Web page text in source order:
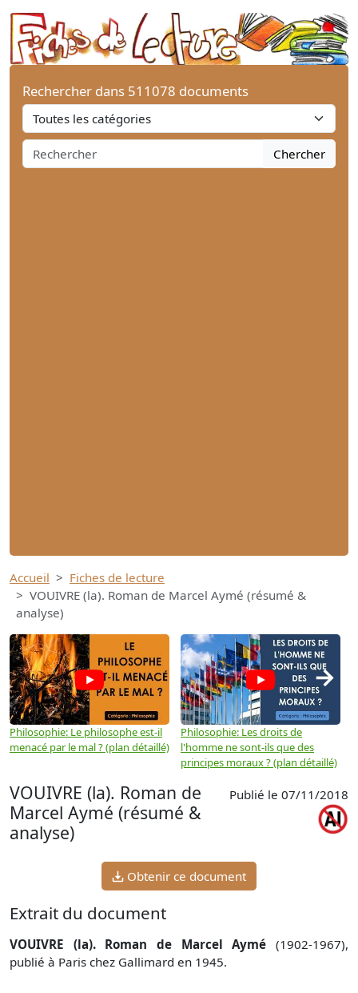
Rechercher dans 511078 documents
Chercher
Accueil
Fiches de lecture
VOUIVRE (la). Roman de Marcel Aymé (résumé &
analyse)
Philosophie: Le philosophe est-il
menacé par le mal ? (plan détaillé)
Philosophie: Les droits de
l'homme ne sont-ils que des
principes moraux ? (plan détaillé)
→
VOUIVRE (la). Roman de
Marcel Aymé (résumé &
analyse)
Publié le 07/11/2018
Obtenir ce document
Extrait du document
VOUIVRE (la). Roman de Marcel Aymé (1902-1967),
publié à Paris chez Gallimard en 1945.